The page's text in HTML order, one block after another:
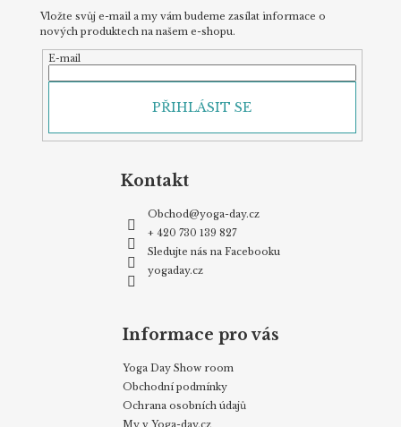
Vložte svůj e-mail a my vám budeme zasílat informace o
nových produktech na našem e-shopu.
E-mail
PŘIHLÁSIT SE
Kontakt
Obchod@yoga-day.cz
+ 420 730 139 827
Sledujte nás na Facebooku
yogaday.cz
Informace pro vás
Yoga Day Show room
Obchodní podmínky
Ochrana osobních údajů